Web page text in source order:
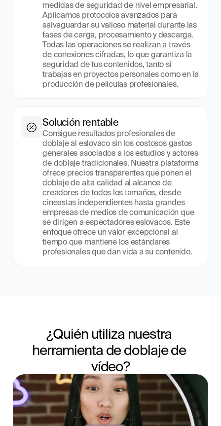
medidas de seguridad de nivel empresarial.
Aplicamos protocolos avanzados para
salvaguardar su valioso material durante las
fases de carga, procesamiento y descarga.
Todas las operaciones se realizan a través
de conexiones cifradas, lo que garantiza la
seguridad de tus contenidos, tanto si
trabajas en proyectos personales como en la
producción de películas profesionales.
Solución rentable
Consigue resultados profesionales de
doblaje al eslovaco sin los costosos gastos
generales asociados a los estudios y actores
de doblaje tradicionales. Nuestra plataforma
ofrece precios transparentes que ponen el
doblaje de alta calidad al alcance de
creadores de todos los tamaños, desde
cineastas independientes hasta grandes
empresas de medios de comunicación que
se dirigen a espectadores eslovacos. Este
enfoque ofrece un valor excepcional al
tiempo que mantiene los estándares
profesionales que dan vida a su contenido.
¿Quién utiliza nuestra
herramienta de doblaje de
vídeo?